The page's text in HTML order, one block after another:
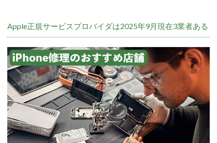
Apple正規サービスプロバイダは2025年9月現在3業者ある